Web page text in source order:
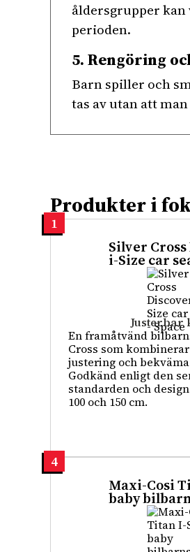
åldersgrupper
perioden.
5. Rengöring
Barn spiller och
tas av utan att
Produkter i
1
Justerbar
Silver
i-Size car
En framåtvänd
Cross som
justering och
Godkänd enligt den
standarden och
100 och 150 cm.
4
Maxi-Cosi
baby